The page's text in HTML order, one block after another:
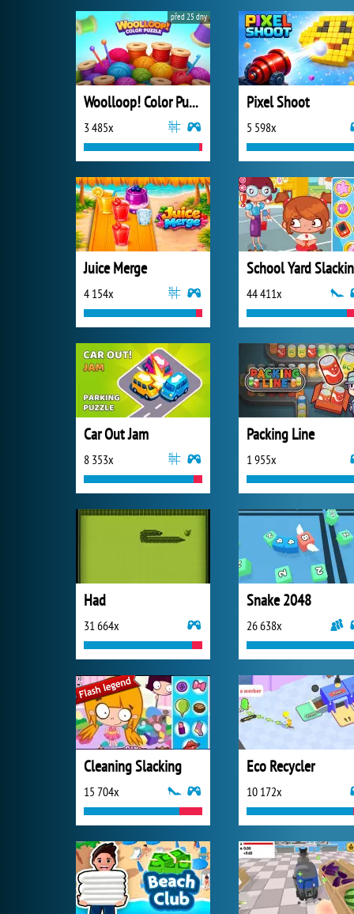
Woolloop! Color Puzzle
3 485x
před 25 dny
Pixel Shoot
5 598x
Juice Merge
4 154x
School Yard
44 411x
Car Out Jam
8 353x
Packing Line
1 955x
Had
31 664x
Snake 2048
26 638x
Cleaning Slacking
15 704x
Eco Recycler
10 172x